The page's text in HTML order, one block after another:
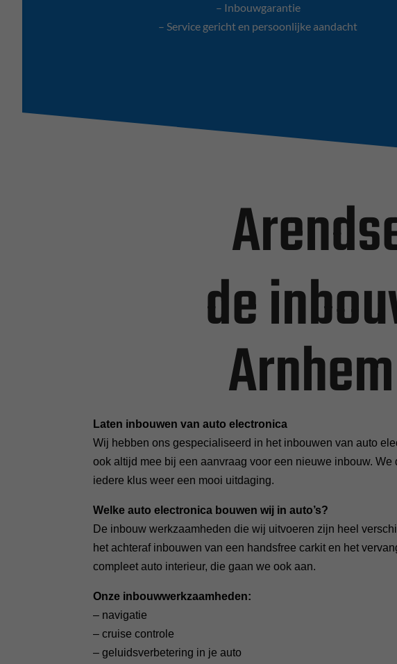
– Inbouwgarantie
– Service gericht en persoonlijke aandacht
de
Laten inbouwen van auto electronica
Wij hebben ons gespecialiseerd in het inbouwen van auto
ook altijd mee bij een aanvraag voor een nieuwe inbouw.
iedere klus weer een mooi uitdaging.
Welke auto electronica bouwen wij in auto’s?
De inbouw werkzaamheden die wij uitvoeren zijn heel
het achteraf inbouwen van een handsfree carkit en het
compleet auto interieur, die gaan we ook aan.
Onze inbouwwerkzaamheden:
– navigatie
– cruise controle
– geluidsverbetering in je auto